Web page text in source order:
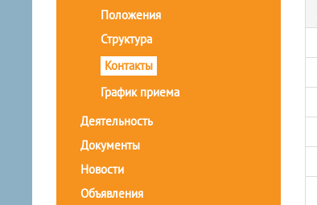
Положения
Структура
Контакты
График приема
Деятельность
Документы
Новости
Объявления